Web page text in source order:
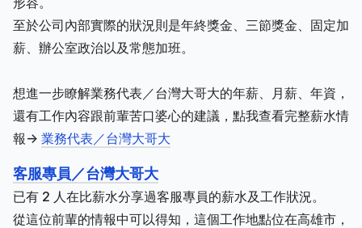
至於公司內部實際的狀況則是年終獎金、三節獎金、固定加
薪、辦公室政治以及常態加班。
想進一步瞭解業務代表／台灣大哥大的年薪、月薪、年資，
還有工作內容跟前輩苦口婆心的建議，點我查看完整薪水情
報-> 業務代表／台灣大哥大
客服專員／台灣大哥大
已有 2 人在比薪水分享過客服專員的薪水及工作狀況。
從這位前輩的情報中可以得知，這個工作地點位在高雄市，